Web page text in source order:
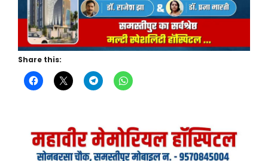
Share this: